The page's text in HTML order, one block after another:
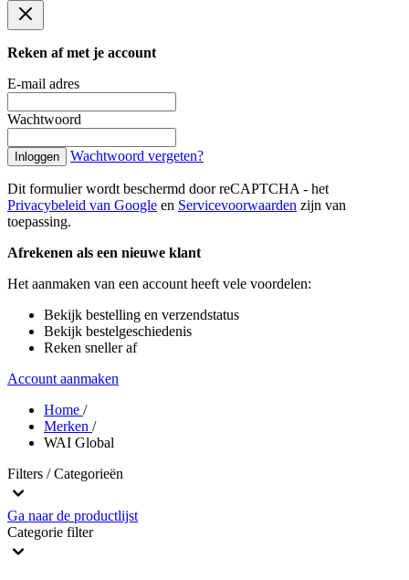
Reken af met je account
E-mail adres
Wachtwoord
Inloggen Wachtwoord vergeten?
Dit formulier wordt beschermd door reCAPTCHA - het
Privacybeleid van Google en Servicevoorwaarden zijn van
toepassing.
Afrekenen als een nieuwe klant
Het aanmaken van een account heeft vele voordelen:
Bekijk bestelling en verzendstatus
Bekijk bestelgeschiedenis
Reken sneller af
Account aanmaken
Home /
Merken /
WAI Global
Filters / Categorieën
Ga naar de productlijst
Categorie filter